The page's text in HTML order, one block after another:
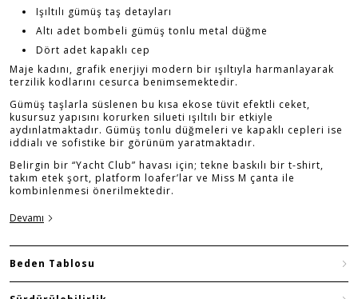
Işıltılı gümüş taş detayları
Altı adet bombeli gümüş tonlu metal düğme
Dört adet kapaklı cep
Maje kadını, grafik enerjiyi modern bir ışıltıyla harmanlayarak
terzilik kodlarını cesurca benimsemektedir.
Gümüş taşlarla süslenen bu kısa ekose tüvit efektli ceket,
kusursuz yapısını korurken silueti ışıltılı bir etkiyle
aydınlatmaktadır. Gümüş tonlu düğmeleri ve kapaklı cepleri ise
iddialı ve sofistike bir görünüm yaratmaktadır.
Belirgin bir “Yacht Club” havası için; tekne baskılı bir t-shirt,
takım etek şort, platform loafer’lar ve Miss M çanta ile
kombinlenmesi önerilmektedir.
Devamı
Beden Tablosu